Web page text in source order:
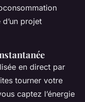
projet
en direct par
tourner votre
captez l’énergie